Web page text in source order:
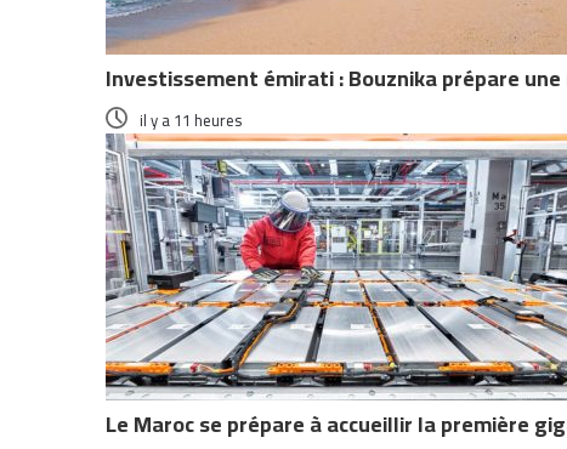
Investissement émirati : Bouznika prépare
il y a 11 heures
Le Maroc se prépare à accueillir la première